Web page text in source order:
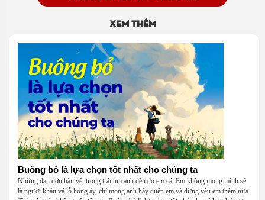
Xem thêm
Buông bỏ là lựa chọn tốt nhất cho chúng ta
Những đau đớn hằn vết trong trái tim anh đều do em cả. Em không mong mình sẽ
là người khâu vá lỗ hỏng ấy, chỉ mong anh hãy quên em và đừng yêu em thêm nữa.